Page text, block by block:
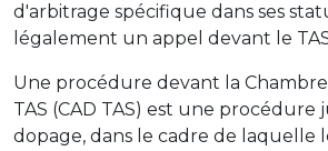
d'arbitrage spécifique dans ses
légalement un appel devant le
Une procédure devant la
TAS (CAD TAS) est une procédure
dopage, dans le cadre de laquelle